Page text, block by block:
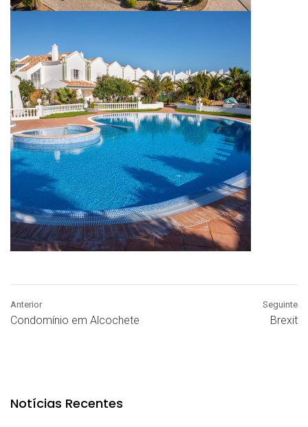
Anterior
Condomínio em Alcochete
Seguinte
Brexit
Notícias Recentes